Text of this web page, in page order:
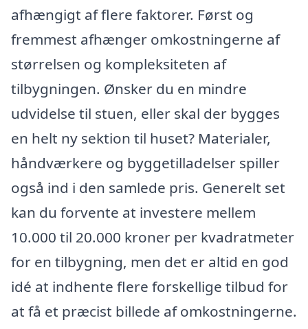
afhængigt af flere faktorer. Først og
fremmest afhænger omkostningerne af
størrelsen og kompleksiteten af
tilbygningen. Ønsker du en mindre
udvidelse til stuen, eller skal der bygges
en helt ny sektion til huset? Materialer,
håndværkere og byggetilladelser spiller
også ind i den samlede pris. Generelt set
kan du forvente at investere mellem
10.000 til 20.000 kroner per kvadratmeter
for en tilbygning, men det er altid en god
idé at indhente flere forskellige tilbud for
at få et præcist billede af omkostningerne.